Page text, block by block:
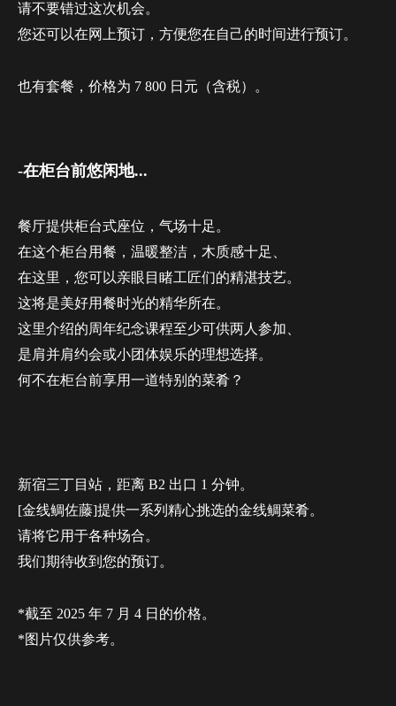
请不要错过这次机会。
您还可以在网上预订，方便您在自己的时间进行预订。
也有套餐，价格为 7 800 日元（含税）。
-在柜台前悠闲地...
餐厅提供柜台式座位，气场十足。
在这个柜台用餐，温暖整洁，木质感十足、
在这里，您可以亲眼目睹工匠们的精湛技艺。
这将是美好用餐时光的精华所在。
这里介绍的周年纪念课程至少可供两人参加、
是肩并肩约会或小团体娱乐的理想选择。
何不在柜台前享用一道特别的菜肴？
新宿三丁目站，距离 B2 出口 1 分钟。
[金线鲷佐藤]提供一系列精心挑选的金线鲷菜肴。
请将它用于各种场合。
我们期待收到您的预订。
*截至 2025 年 7 月 4 日的价格。
*图片仅供参考。